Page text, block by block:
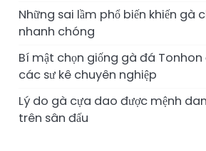
Những sai lầm phổ biến khiến gà
nhanh chóng
Bí mật chọn giống gà đá Tonhon
các sư kê chuyên nghiệp
Lý do gà cựa dao được mệnh
trên sân đấu